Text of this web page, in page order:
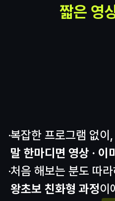
짧은 영
복잡한 프로그램 없이,
말 한마디면 영상 · 이
처음 해보는 분도 따
왕초보 친화형 과정이